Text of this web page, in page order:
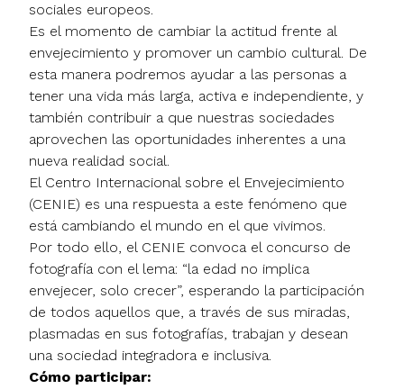
sociales europeos.
Es el momento de cambiar la actitud frente al
envejecimiento y promover un cambio cultural. De
esta manera podremos ayudar a las personas a
tener una vida más larga, activa e independiente, y
también contribuir a que nuestras sociedades
aprovechen las oportunidades inherentes a una
nueva realidad social.
El Centro Internacional sobre el Envejecimiento
(CENIE) es una respuesta a este fenómeno que
está cambiando el mundo en el que vivimos.
Por todo ello, el CENIE convoca el concurso de
fotografía con el lema: “la edad no implica
envejecer, solo crecer”, esperando la participación
de todos aquellos que, a través de sus miradas,
plasmadas en sus fotografías, trabajan y desean
una sociedad integradora e inclusiva.
Cómo participar: